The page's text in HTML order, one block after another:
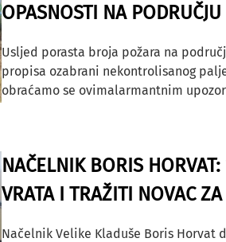
OPASNOSTI NA
Usljed porasta broja požara na
propisa ozabrani nekontrolisanog
obraćamo se ovimalarmantnim
NAČELNIK BORIS
VRATA I TRAŽITI NOVAC
Načelnik Velike Kladuše Boris Horvat